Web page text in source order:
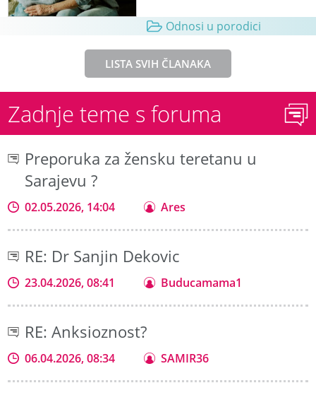
Odnosi u porodici
LISTA SVIH ČLANAKA
Zadnje teme s foruma
Preporuka za žensku teretanu u
Sarajevu ?
02.05.2026, 14:04 Ares
RE: Dr Sanjin Dekovic
23.04.2026, 08:41 Buducamama1
RE: Anksioznost?
06.04.2026, 08:34 SAMIR36